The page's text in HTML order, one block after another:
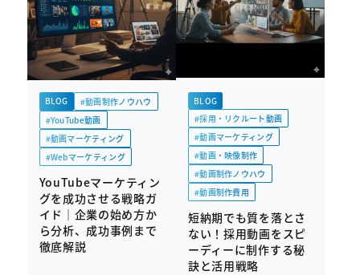
BLOG
#動画制作ノウハウ
#YouTube動画
#動画マーケティング
#Webマーケティング
YouTubeマーケティン
グを成功させる戦略ガ
イド｜企業の始め方か
ら分析、成功事例まで
徹底解説
BLOG
#採用・リクルート動画
#動画マーケティング
#動画・映像制作
#動画制作ノウハウ
#動画制作費用
短納期でも質を落とさ
ない！採用動画をスピ
ーディーに制作する秘
訣と活用戦略